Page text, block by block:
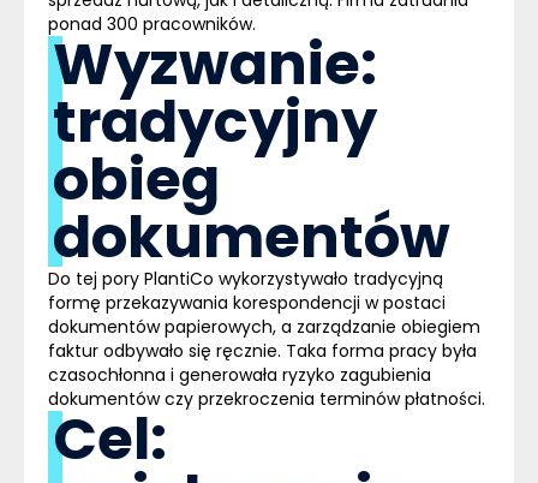
ponad 300 pracowników.
Wyzwanie:
tradycyjny
obieg
dokumentów
Do tej pory PlantiCo wykorzystywało tradycyjną
formę przekazywania korespondencji w postaci
dokumentów papierowych, a zarządzanie obiegiem
faktur odbywało się ręcznie. Taka forma pracy była
czasochłonna i generowała ryzyko zagubienia
dokumentów czy przekroczenia terminów płatności.
Cel: